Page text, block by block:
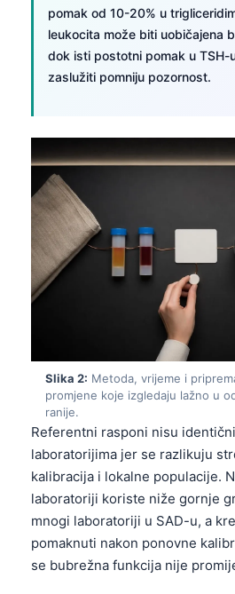
pomak od 10-20% u
leukocita može biti uobičajena
dok isti postotni pomak u TSH-
zaslužiti pomniju pozornost.
Slika 2: Metoda, vrijeme i
promjene koje izgledaju lažno u
ranije.
Referentni rasponi nisu
laboratorijima jer se razlikuju
kalibracija i lokalne populacije.
laboratoriji koriste niže gornje
mnogi laboratoriji u SAD-u, a
pomaknuti nakon ponovne
se bubrežna funkcija nije